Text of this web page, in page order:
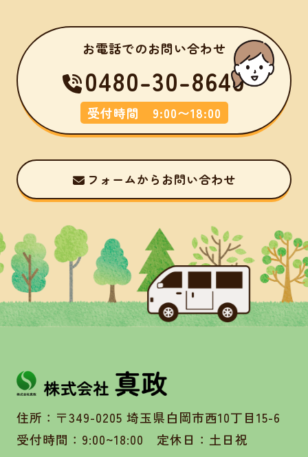
お電話でのお問い合わせ
0480-30-8640
受付時間 9:00〜18:00
フォームからお問い合わせ
住所：〒349-0205 埼玉県白岡市西10丁目15-6
受付時間：9:00~18:00 定休日：土日祝